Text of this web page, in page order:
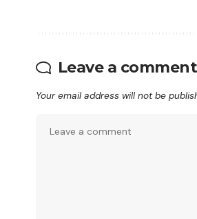
Leave a comment
Your email address will not be